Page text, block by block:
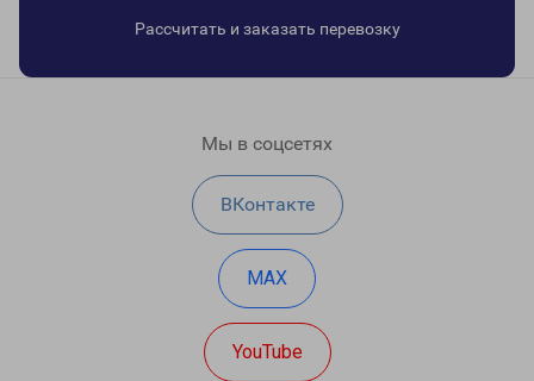
Рассчитать и заказать перевозку
Мы в соцсетях
ВКонтакте
MAX
YouTube